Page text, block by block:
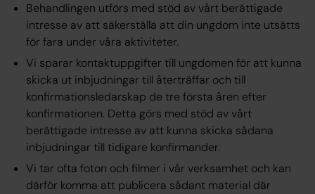
Behandlingen utförs med stöd av vårt berättigade
intresse av att säkerställa att din ungdom inte utsätts
för fara under våra aktiviteter.
Vi sparar kontaktuppgifter till ungdomen för att kunna
skicka ut inbjudningar till återträffar och till
konfirmationsledarskap de tre första åren efter
konfirmationen. Detta görs med stöd av vårt
berättigade intresse av att kunna skicka sådana
inbjudningar till tidigare konfirmander.
Vi tar ofta foton och filmer i vår verksamhet och kan
därför komma att publicera sådant material där